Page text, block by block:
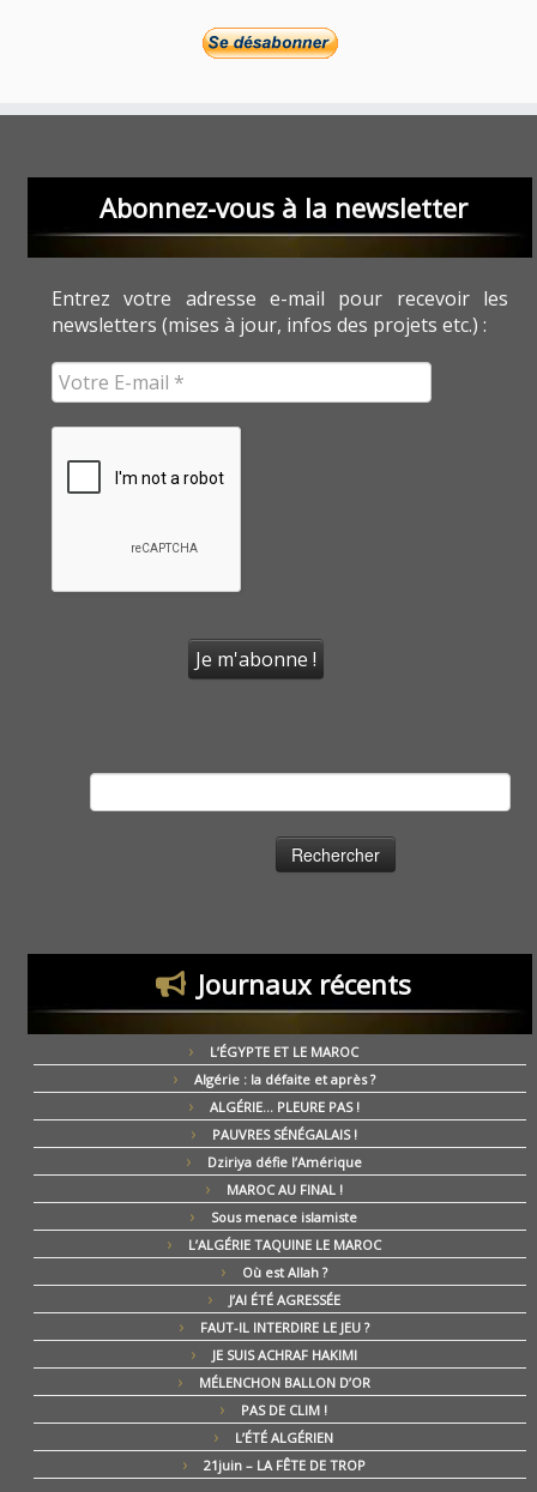
Abonnez-vous à la newsletter
Entrez votre adresse e-mail pour recevoir les
newsletters (mises à jour, infos des projets etc.) :
Journaux récents
L’ÉGYPTE ET LE MAROC
Algérie : la défaite et après ?
ALGÉRIE… PLEURE PAS !
PAUVRES SÉNÉGALAIS !
Dziriya défie l’Amérique
MAROC AU FINAL !
Sous menace islamiste
L’ALGÉRIE TAQUINE LE MAROC
Où est Allah ?
J’AI ÉTÉ AGRESSÉE
FAUT-IL INTERDIRE LE JEU ?
JE SUIS ACHRAF HAKIMI
MÉLENCHON BALLON D’OR
PAS DE CLIM !
L’ÉTÉ ALGÉRIEN
21juin – LA FÊTE DE TROP